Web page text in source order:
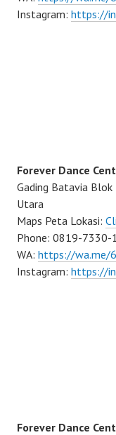
Instagram: https://
Forever Dance
Gading Batavia Blok
Utara
Maps Peta Lokasi:
Phone: 0819-7330-
WA: https://wa.me/
Instagram: https://
Forever Dance